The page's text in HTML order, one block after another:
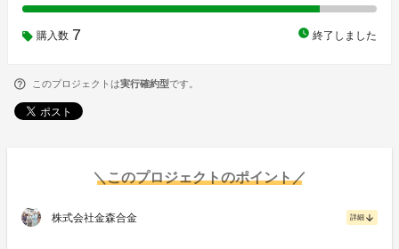
購入数 7 watch_later 終了しました
このプロジェクトは実行確約型です。
＼このプロジェクトのポイント／
株式会社金森合金 詳細 arrow_downward